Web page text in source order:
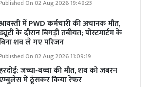
Published On 02 Aug 2026 19:49:23
में PWD कर्मचारी की अचानक मौत,
के दौरान बिगड़ी तबीयत; पोस्टमार्टम के
शव ले गए परिजन
Published On 02 Aug 2026 11:09:19
जच्चा-बच्चा की मौत, शव को जबरन
में ठूंसकर किया रेफर